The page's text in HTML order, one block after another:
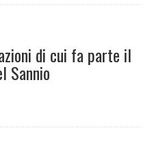
di cui fa parte il
Sannio